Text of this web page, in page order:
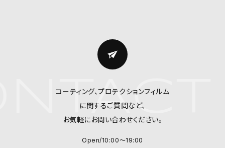
コーティング、プロテクションフィルム
に関するご質問など、
お気軽にお問い合わせください。
Open/10:00～19:00